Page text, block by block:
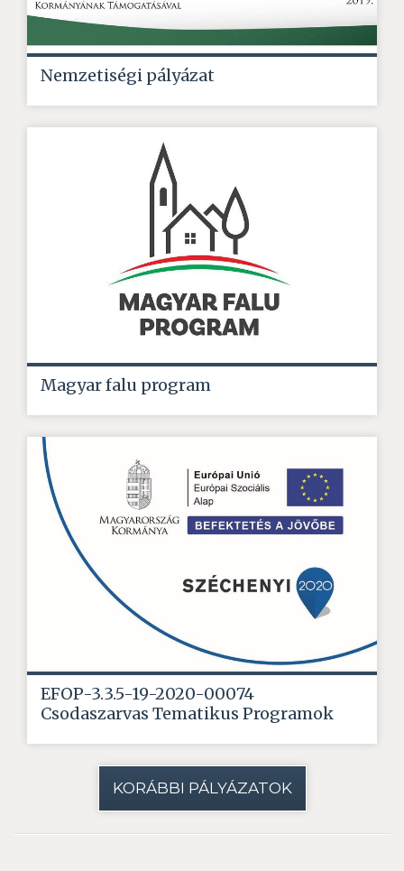
Nemzetiségi pályázat
Magyar falu program
EFOP-3.3.5-19-2020-00074
Csodaszarvas Tematikus Programok
KORÁBBI PÁLYÁZATOK